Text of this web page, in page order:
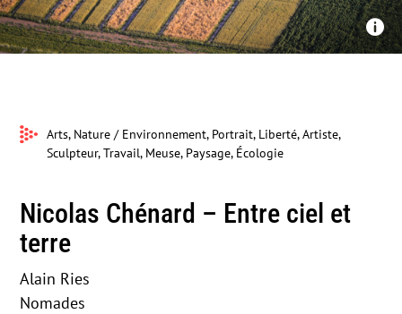
Nomades - Nicolas Chénard – Entre ciel et terre 
Arts, Nature / Environnement, Portrait, Liberté, Artiste,
Sculpteur, Travail, Meuse, Paysage, Écologie
Nicolas Chénard – Entre ciel et
terre
Alain Ries
Nomades